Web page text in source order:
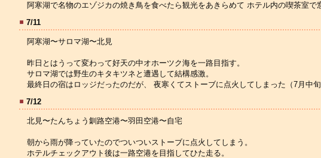
阿寒湖で名物のエゾジカの焼き鳥を食べたら観光をあきらめて ホテル内の喫茶室で
7/11
阿寒湖〜サロマ湖〜北見
昨日とはうって変わって好天の中オホーツク海を一路目指す。
サロマ湖では野生のキタキツネと遭遇して結構感激。
最終日の宿はロッジだったのだが、 夜寒くてストーブに点火してしまった（7月中
7/12
北見〜たんちょう釧路空港〜羽田空港〜自宅
朝から雨が降っていたのでついついストーブに点火してしまう。
ホテルチェックアウト後は一路空港を目指してひた走る。